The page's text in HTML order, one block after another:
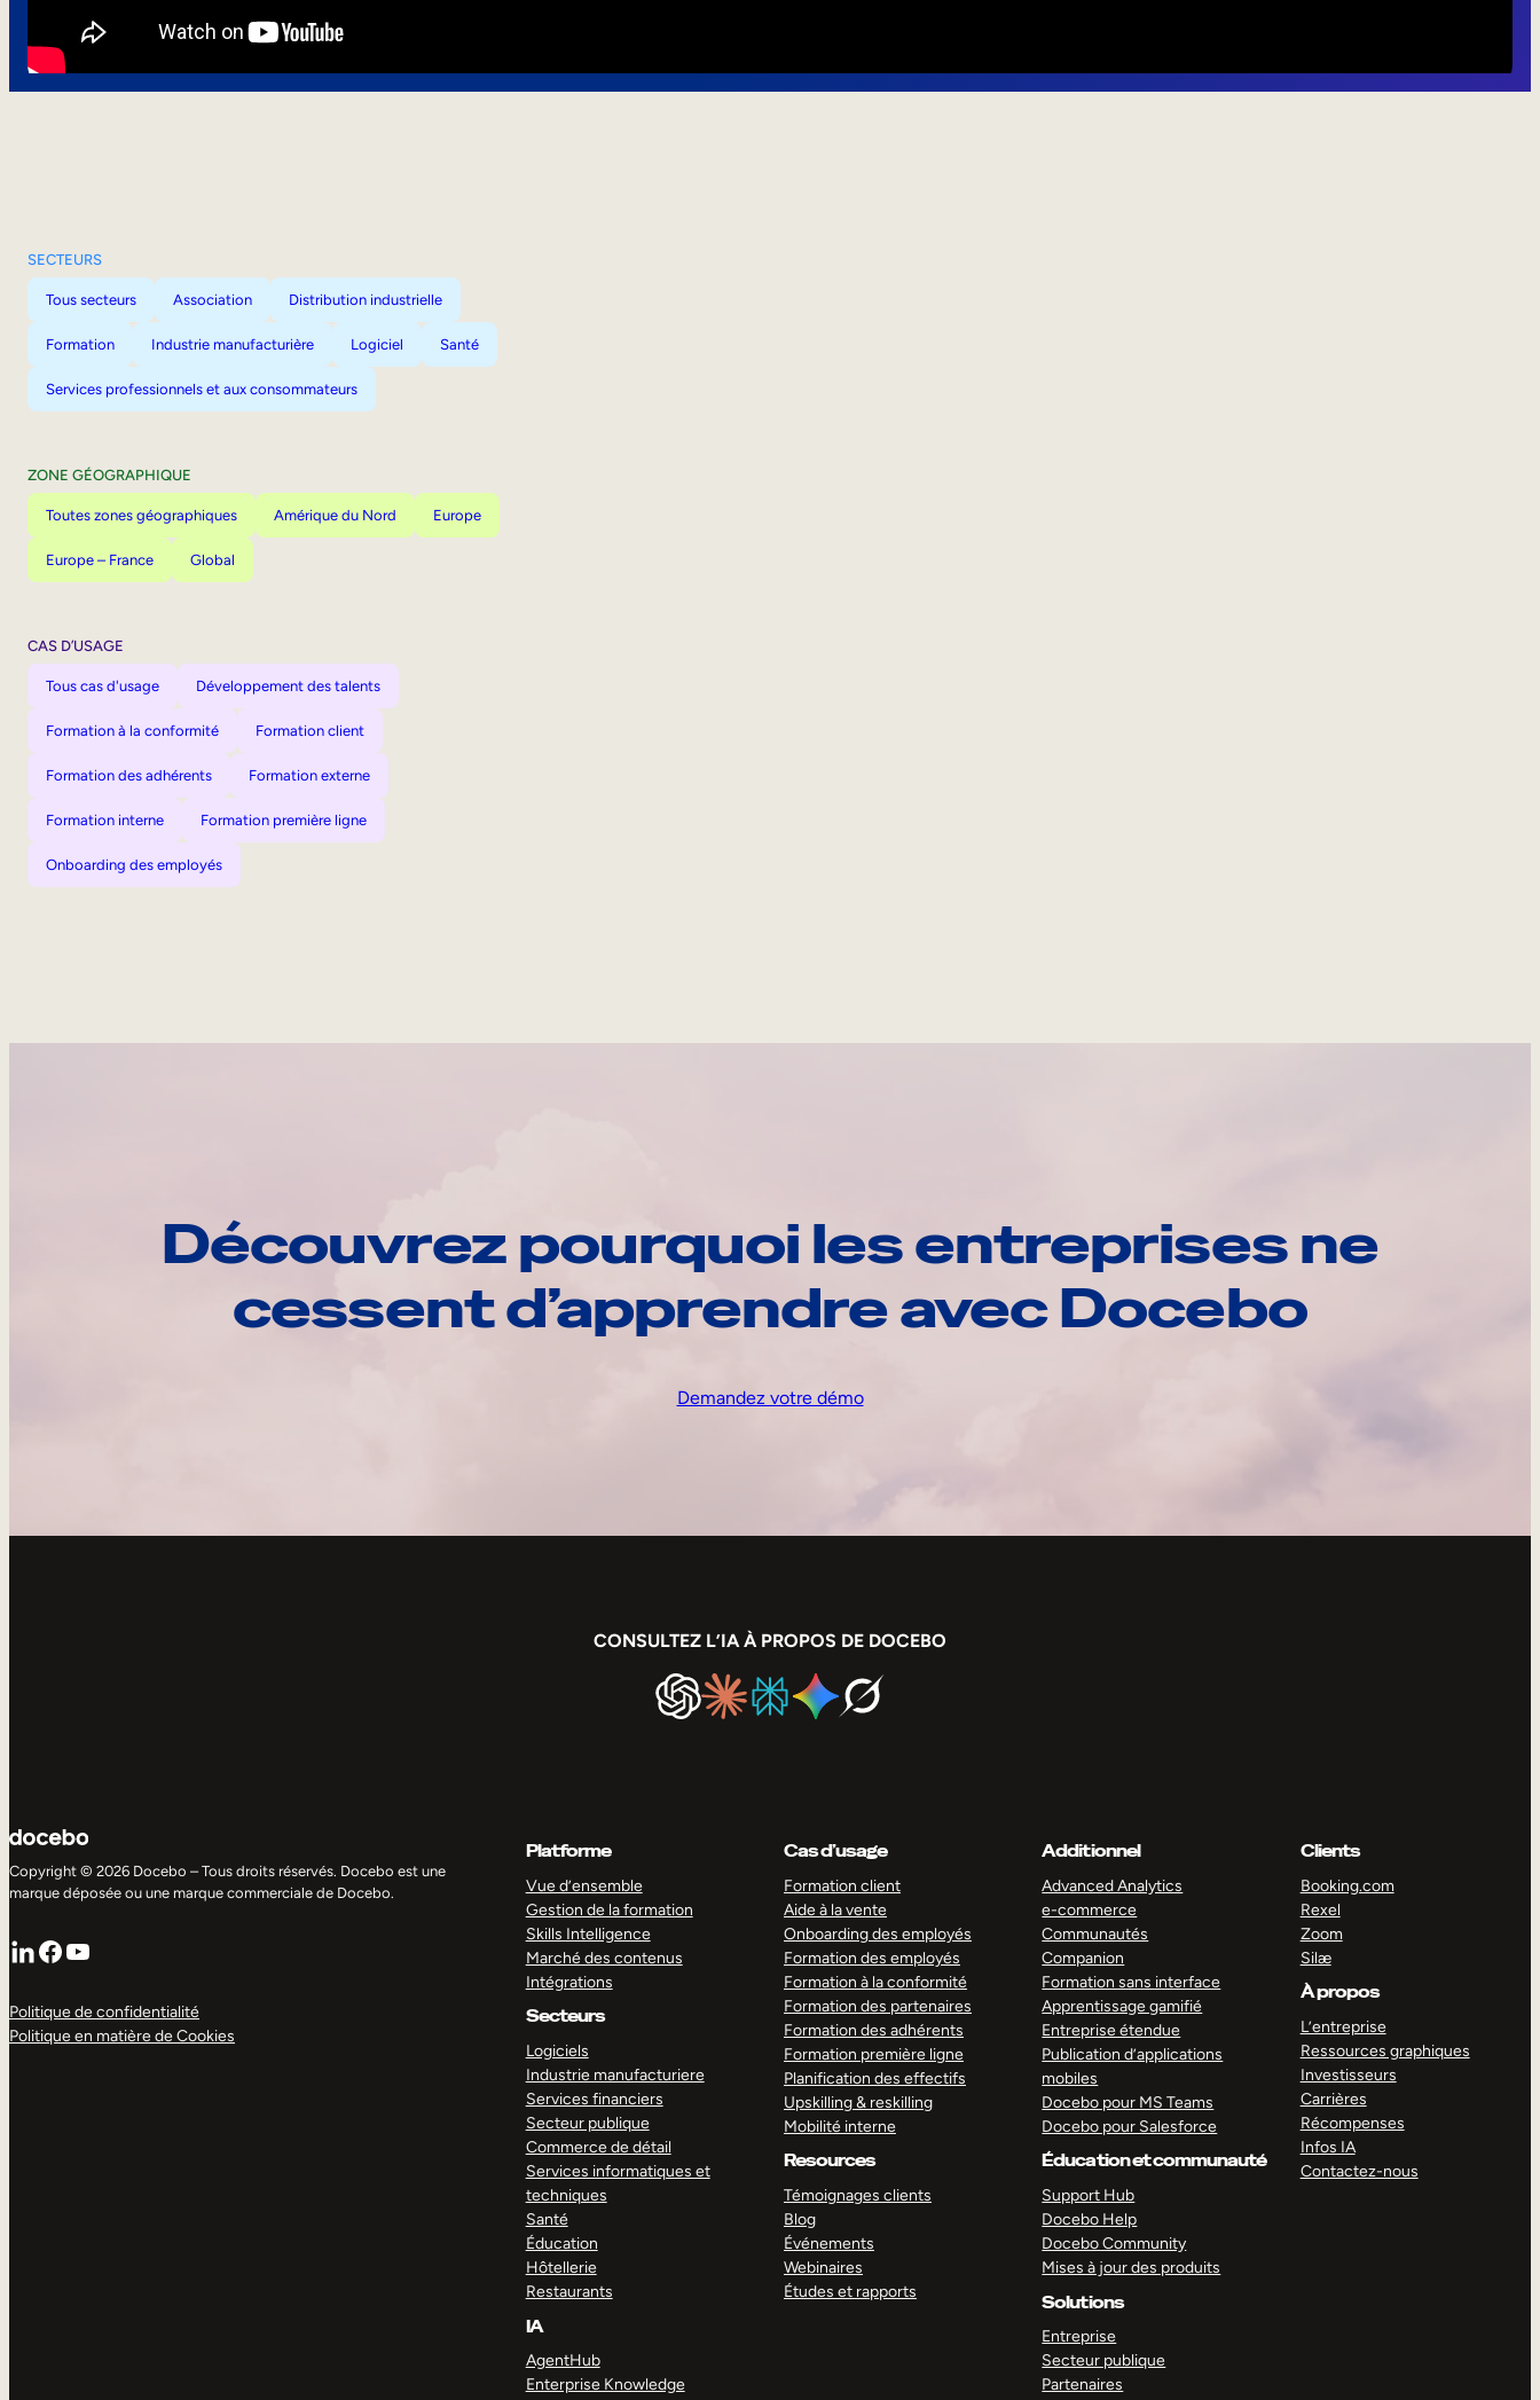
SECTEURS
Tous secteurs Association Distribution industrielle
Formation Industrie manufacturière Logiciel Santé
Services professionnels et aux consommateurs
ZONE GÉOGRAPHIQUE
Toutes zones géographiques Amérique du Nord Europe
Europe – France Global
CAS D’USAGE
Tous cas d'usage Développement des talents
Formation à la conformité Formation client
Formation des adhérents Formation externe
Formation interne Formation première ligne
Onboarding des employés
Découvrez pourquoi les entreprises ne
cessent d’apprendre avec Docebo
Demandez votre démo
CONSULTEZ L’IA À PROPOS DE DOCEBO
Copyright © 2026 Docebo – Tous droits réservés. Docebo est une
marque déposée ou une marque commerciale de Docebo.
LinkedIn
Facebook
YouTube
Politique de confidentialité
Politique en matière de Cookies
Platforme
Vue d’ensemble
Gestion de la formation
Skills Intelligence
Marché des contenus
Intégrations
Secteurs
Logiciels
Industrie manufacturiere
Services financiers
Secteur publique
Commerce de détail
Services informatiques et
techniques
Santé
Éducation
Hôtellerie
Restaurants
IA
AgentHub
Enterprise Knowledge
Cas d’usage
Formation client
Aide à la vente
Onboarding des employés
Formation des employés
Formation à la conformité
Formation des partenaires
Formation des adhérents
Formation première ligne
Planification des effectifs
Upskilling & reskilling
Mobilité interne
Resources
Témoignages clients
Blog
Événements
Webinaires
Études et rapports
Additionnel
Advanced Analytics
e-commerce
Communautés
Companion
Formation sans interface
Apprentissage gamifié
Entreprise étendue
Publication d’applications
mobiles
Docebo pour MS Teams
Docebo pour Salesforce
Éducation et communauté
Support Hub
Docebo Help
Docebo Community
Mises à jour des produits
Solutions
Entreprise
Secteur publique
Partenaires
Clients
Booking.com
Rexel
Zoom
Silæ
À propos
L’entreprise
Ressources graphiques
Investisseurs
Carrières
Récompenses
Infos IA
Contactez-nous